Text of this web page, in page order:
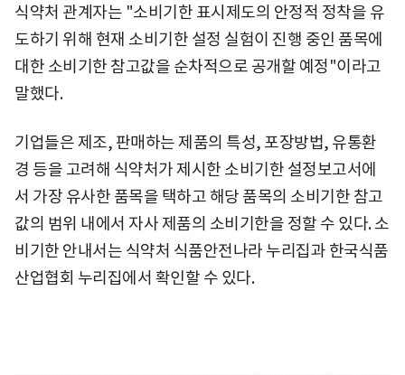
식약처 관계자는 "소비기한 표시제도의 안정적 정착을 유
도하기 위해 현재 소비기한 설정 실험이 진행 중인 품목에
대한 소비기한 참고값을 순차적으로 공개할 예정"이라고
말했다.
기업들은 제조, 판매하는 제품의 특성, 포장방법, 유통환
경 등을 고려해 식약처가 제시한 소비기한 설정보고서에
서 가장 유사한 품목을 택하고 해당 품목의 소비기한 참고
값의 범위 내에서 자사 제품의 소비기한을 정할 수 있다. 소
비기한 안내서는 식약처 식품안전나라 누리집과 한국식품
산업협회 누리집에서 확인할 수 있다.